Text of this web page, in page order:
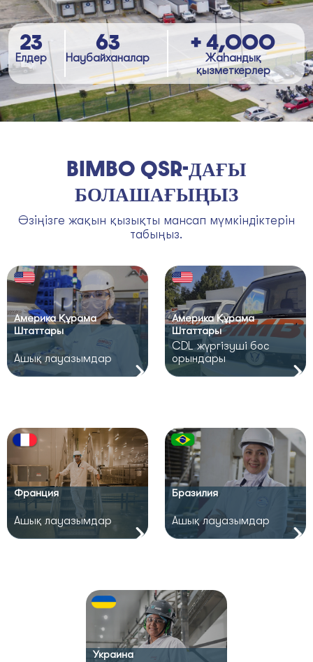
23
Елдер
63
Наубайханалар
+ 4,000
Жаһандық
қызметкерлер
BIMBO QSR-ДАҒЫ
БОЛАШАҒЫҢЫЗ
Өзіңізге жақын қызықты мансап мүмкіндіктерін
табыңыз.
Америка Құрама
Штаттары
Ашық лауазымдар
Америка Құрама
Штаттары
CDL жүргізуші бос
орындары
Франция
Ашық лауазымдар
Бразилия
Ашық лауазымдар
Украина